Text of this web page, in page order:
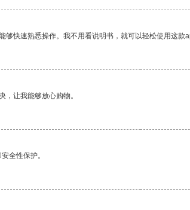
快速熟悉操作。我不用看说明书，就可以轻松使用这款
让我能够放心购物。
全性保护。